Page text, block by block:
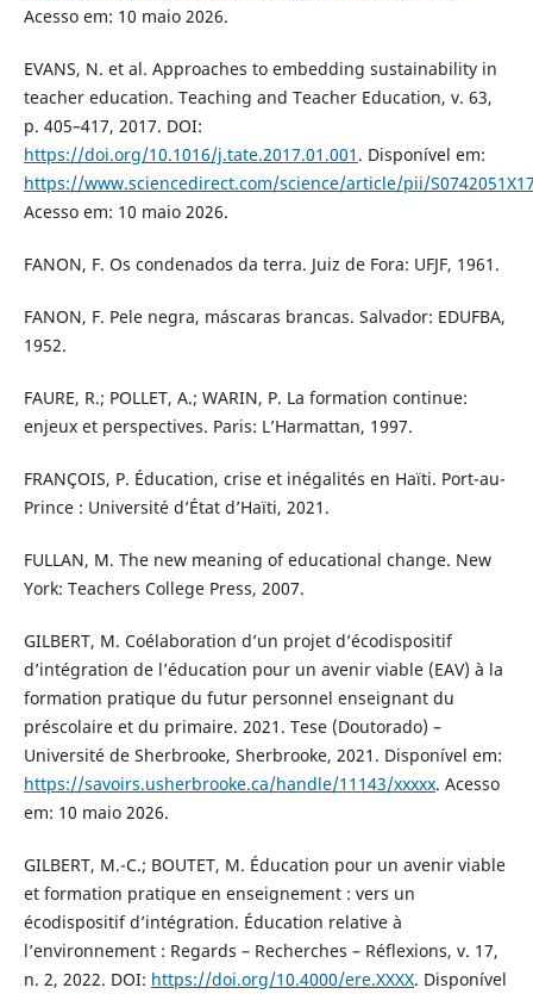
Acesso em: 10 maio 2026.
EVANS, N. et al. Approaches to embedding sustainability in
teacher education. Teaching and Teacher Education, v. 63,
p. 405–417, 2017. DOI:
https://doi.org/10.1016/j.tate.2017.01.001 . Disponível em:
https://www.sciencedirect.com/science/article/pii/
Acesso em: 10 maio 2026.
FANON, F. Os condenados da terra. Juiz de Fora: UFJF, 1961.
FANON, F. Pele negra, máscaras brancas. Salvador: EDUFBA,
1952.
FAURE, R.; POLLET, A.; WARIN, P. La formation continue:
enjeux et perspectives. Paris: L’Harmattan, 1997.
FRANÇOIS, P. Éducation, crise et inégalités en Haïti. Port-au-
Prince : Université d’État d’Haïti, 2021.
FULLAN, M. The new meaning of educational change. New
York: Teachers College Press, 2007.
GILBERT, M. Coélaboration d’un projet d’écodispositif
d’intégration de l’éducation pour un avenir viable (EAV) à la
formation pratique du futur personnel enseignant du
préscolaire et du primaire. 2021. Tese (Doutorado) –
Université de Sherbrooke, Sherbrooke, 2021. Disponível em:
https://savoirs.usherbrooke.ca/handle/11143/xxxxx. Acesso
em: 10 maio 2026.
GILBERT, M.-C.; BOUTET, M. Éducation pour un avenir viable
et formation pratique en enseignement : vers un
écodispositif d’intégration. Éducation relative à
l’environnement : Regards – Recherches – Réflexions, v. 17,
n. 2, 2022. DOI: https://doi.org/10.4000/ere.XXXX. Disponível